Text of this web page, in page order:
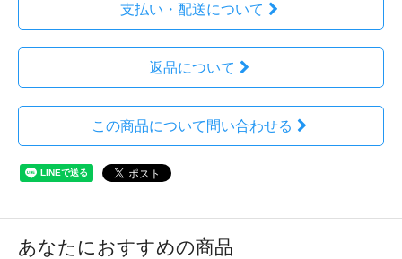
支払い・配送について
返品について
この商品について問い合わせる
あなたにおすすめの商品